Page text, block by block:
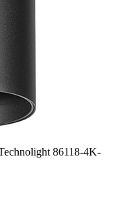
86118-4K-